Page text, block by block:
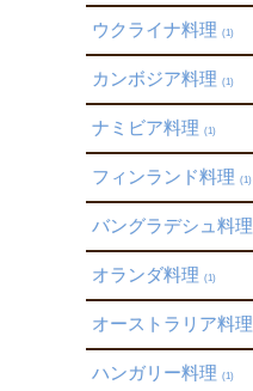
ウクライナ料理 (1)
カンボジア料理 (1)
ナミビア料理 (1)
フィンランド料理 (1)
バングラデシュ料理
オランダ料理 (1)
オーストラリア料理
ハンガリー料理 (1)